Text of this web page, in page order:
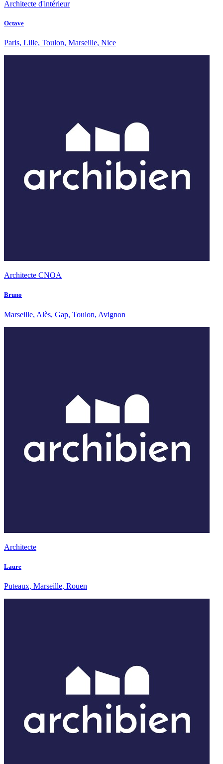
Architecte d'intérieur
Octave
Paris, Lille, Toulon, Marseille, Nice
Architecte CNOA
Bruno
Marseille, Alès, Gap, Toulon, Avignon
Architecte
Laure
Puteaux, Marseille, Rouen